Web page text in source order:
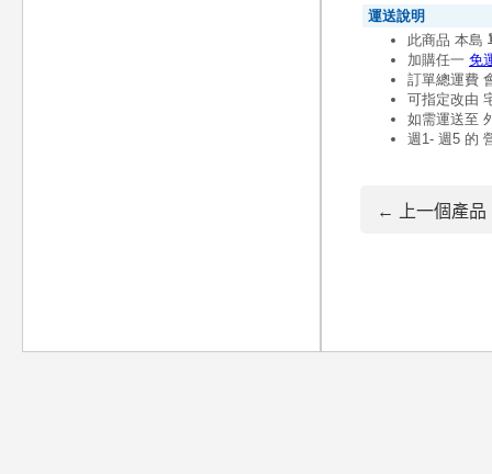
← 上一個產品